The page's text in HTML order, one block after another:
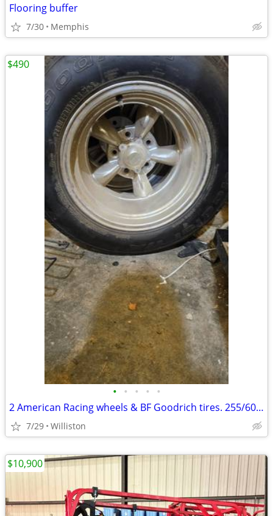
Flooring buffer
7/30 Memphis
• • • • •
2 American Racing wheels & BF Goodrich tires. 255/60R15
7/29 Williston
$490
$10,900